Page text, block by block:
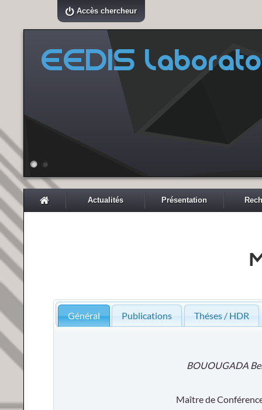
Accès chercheur
EEDIS
Actualités Présentation
Général Publications Théses / HDR
BOUOUGADA
Maître de